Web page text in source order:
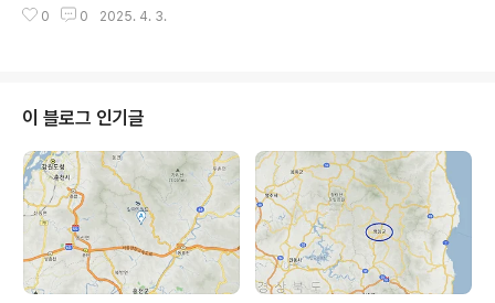
= 40 ㎍/m³ 황사는 보통 = 34..
어제와 같은 최저기온이고 어제보다 2도 높은 최고기온입
미지에서 시간별 기상 상태 참조 대기상황 공기질
은 어제 초미세먼지 보통 = 22 ㎍/m³ 미세먼지는 보통 =
40 ㎍/m³ 황사는 보통 = 20 ㎍/m³ 자외선 (오후) = 보
통 오늘 초미세먼지 좋음 = 0 ㎍/m³ 미세먼지는 보통 =
31 ㎍/m³ 황사는 보통 ..
0 0 2025. 4. 3.
이 블로그 인기글